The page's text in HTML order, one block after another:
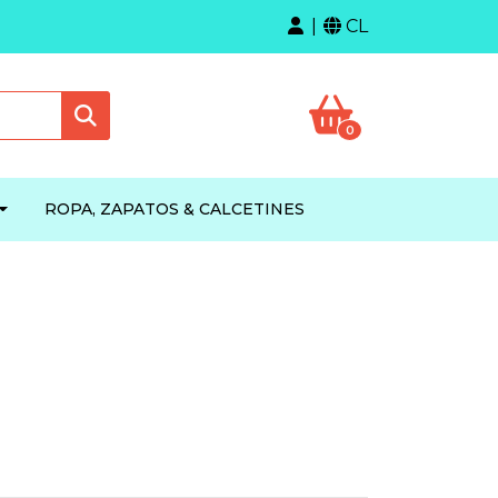
CL
0
ROPA, ZAPATOS & CALCETINES